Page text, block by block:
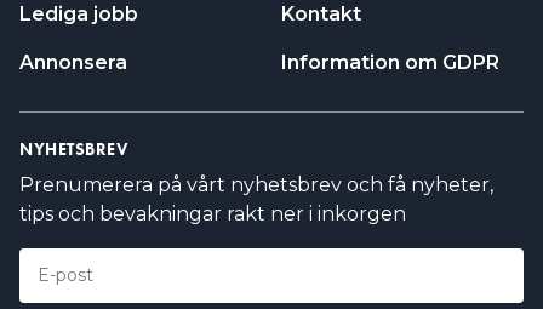
Lediga jobb
Annonsera
Kontakt
Information om GDPR
NYHETSBREV
Prenumerera på vårt nyhetsbrev och få nyheter,
tips och bevakningar rakt ner i inkorgen